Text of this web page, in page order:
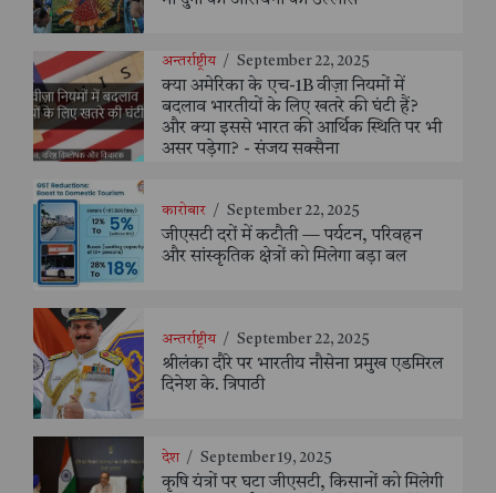
अन्तर्राष्ट्रीय / September 22, 2025
क्या अमेरिका के एच-1B वीज़ा नियमों में
बदलाव भारतीयों के लिए खतरे की घंटी हैं?
और क्या इससे भारत की आर्थिक स्थिति पर भी
असर पड़ेगा? - संजय सक्सैना
कारोबार / September 22, 2025
जीएसटी दरों में कटौती — पर्यटन, परिवहन
और सांस्कृतिक क्षेत्रों को मिलेगा बड़ा बल
अन्तर्राष्ट्रीय / September 22, 2025
श्रीलंका दौरे पर भारतीय नौसेना प्रमुख एडमिरल
दिनेश के. त्रिपाठी
देश / September 19, 2025
कृषि यंत्रों पर घटा जीएसटी, किसानों को मिलेगी